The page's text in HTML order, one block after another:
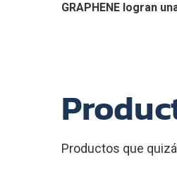
GRAPHENE logran
Productos que